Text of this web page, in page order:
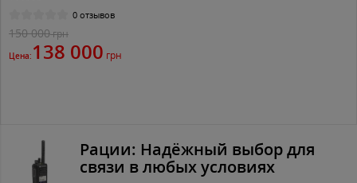
0 отзывов
150 000грн
Цена: 138 000 грн
Рации: Надёжный выбор для
связи в любых условиях